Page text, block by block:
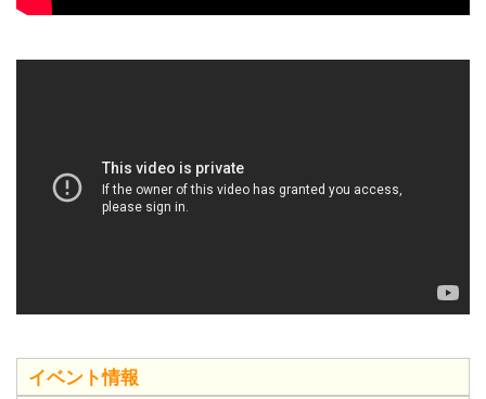
イベント情報